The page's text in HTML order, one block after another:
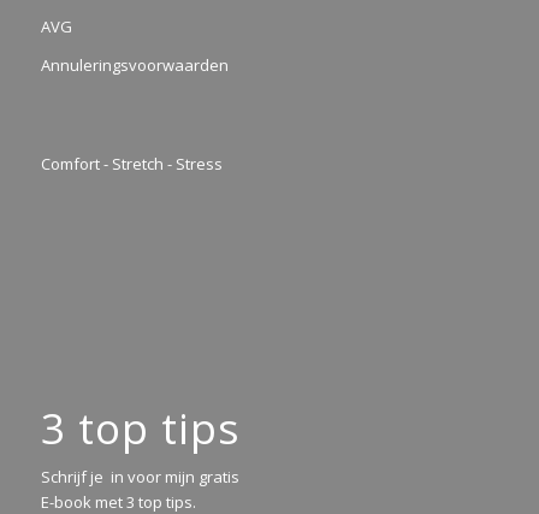
AVG
Annuleringsvoorwaarden
Comfort - Stretch - Stress
3 top tips
Schrijf je in voor mijn gratis
E-book met 3 top tips.